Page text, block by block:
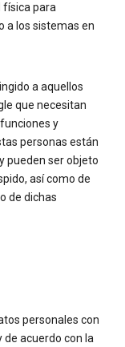
física para
a los sistemas en
a aquellos
que necesitan
y
personas están
pueden ser objeto
así como de
de dichas
personales con
de acuerdo con la